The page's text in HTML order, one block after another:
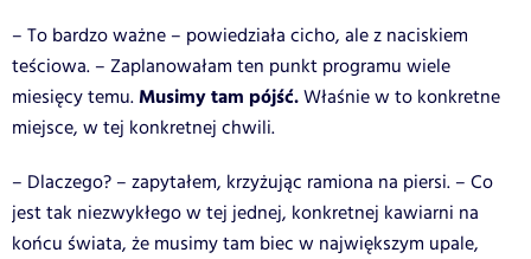
– To bardzo ważne – powiedziała cicho, ale z naciskiem
teściowa. – Zaplanowałam ten punkt programu wiele
miesięcy temu.Musimy tam pójść.Właśnie w to konkretne
miejsce, w tej konkretnej chwili.
– Dlaczego? – zapytałem, krzyżując ramiona na piersi. – Co
jest tak niezwykłego w tej jednej, konkretnej kawiarni na
końcu świata, że musimy tam biec w największym upale,